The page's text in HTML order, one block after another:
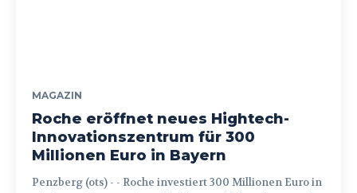
MAGAZIN
Roche eröffnet neues Hightech-
Innovationszentrum für 300
Millionen Euro in Bayern
Penzberg (ots) - - Roche investiert 300 Millionen Euro in